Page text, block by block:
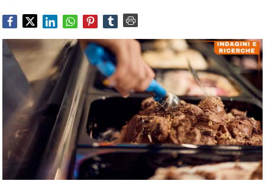
e
tutte
novità
del
comparto
Horeca.